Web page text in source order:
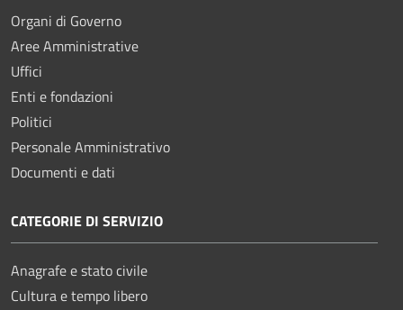
Organi di Governo
Aree Amministrative
Uffici
Enti e fondazioni
Politici
Personale Amministrativo
Documenti e dati
CATEGORIE DI SERVIZIO
Anagrafe e stato civile
Cultura e tempo libero